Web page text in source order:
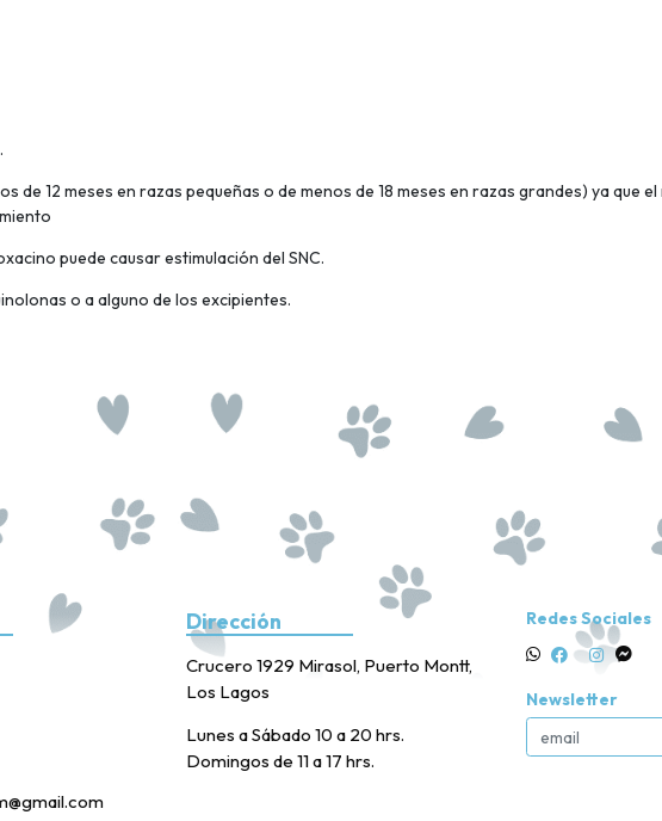
12 meses en razas pequeñas o de menos de 18 meses en razas grandes) ya que
puede causar estimulación del SNC.
o a alguno de los excipientes.
Dirección
Crucero 1929 Mirasol, Puerto Montt,
Los Lagos
Lunes a Sábado 10 a 20 hrs.
Domingos de 11 a 17 hrs.
Redes Sociales
Newsletter